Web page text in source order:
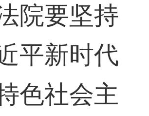
院要坚持
平新时代
色社会主